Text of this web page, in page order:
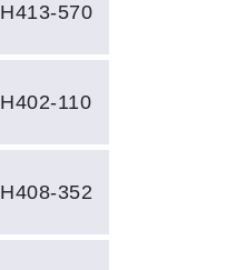
H413-570
H402-110
H408-352